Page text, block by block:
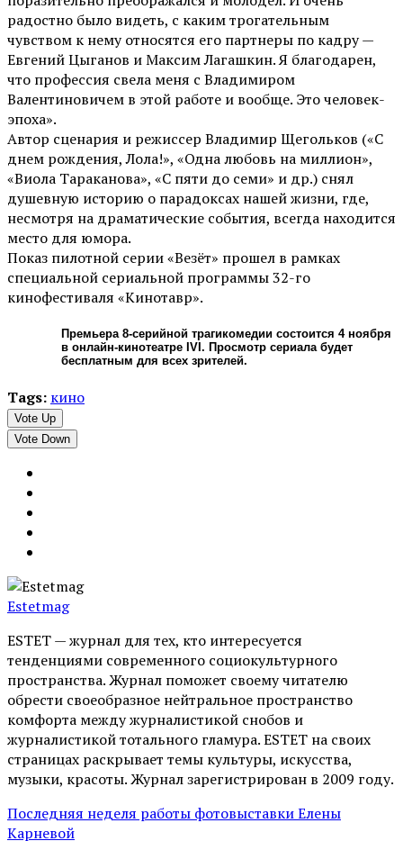
радостно было видеть, с каким трогательным
чувством к нему относятся его партнеры по кадру —
Евгений Цыганов и Максим Лагашкин. Я благодарен,
что профессия свела меня с Владимиром
Валентиновичем в этой работе и вообще. Это человек-
эпоха».
Автор сценария и режиссер Владимир Щегольков («С
днем рождения, Лола!», «Одна любовь на миллион»,
«Виола Тараканова», «С пяти до семи» и др.) снял
душевную историю о парадоксах нашей жизни, где,
несмотря на драматические события, всегда находится
место для юмора.
Показ пилотной серии «Везёт» прошел в рамках
специальной сериальной программы 32-го
кинофестиваля «Кинотавр».
Премьера 8-серийной трагикомедии состоится 4 ноября
в онлайн-кинотеатре IVI. Просмотр сериала будет
бесплатным для всех зрителей.
Tags: кино
Vote Up
Vote Down
Estetmag
ESTET — журнал для тех, кто интересуeтся
тенденциями современного социокультурного
пространства. Журнал поможет своему читателю
обрести своеобразное нейтральное пространство
комфорта между журналистикой снобов и
журналистикой тотального гламура. ESTET на своих
страницах раскрывает темы культуры, искусства,
музыки, красоты. Журнал зарегистрирован в 2009 году.
Последняя неделя работы фотовыставки Елены
Карневой